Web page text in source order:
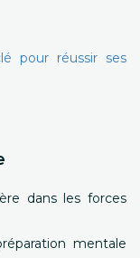
pour réussir ses
dans les forces
mentale